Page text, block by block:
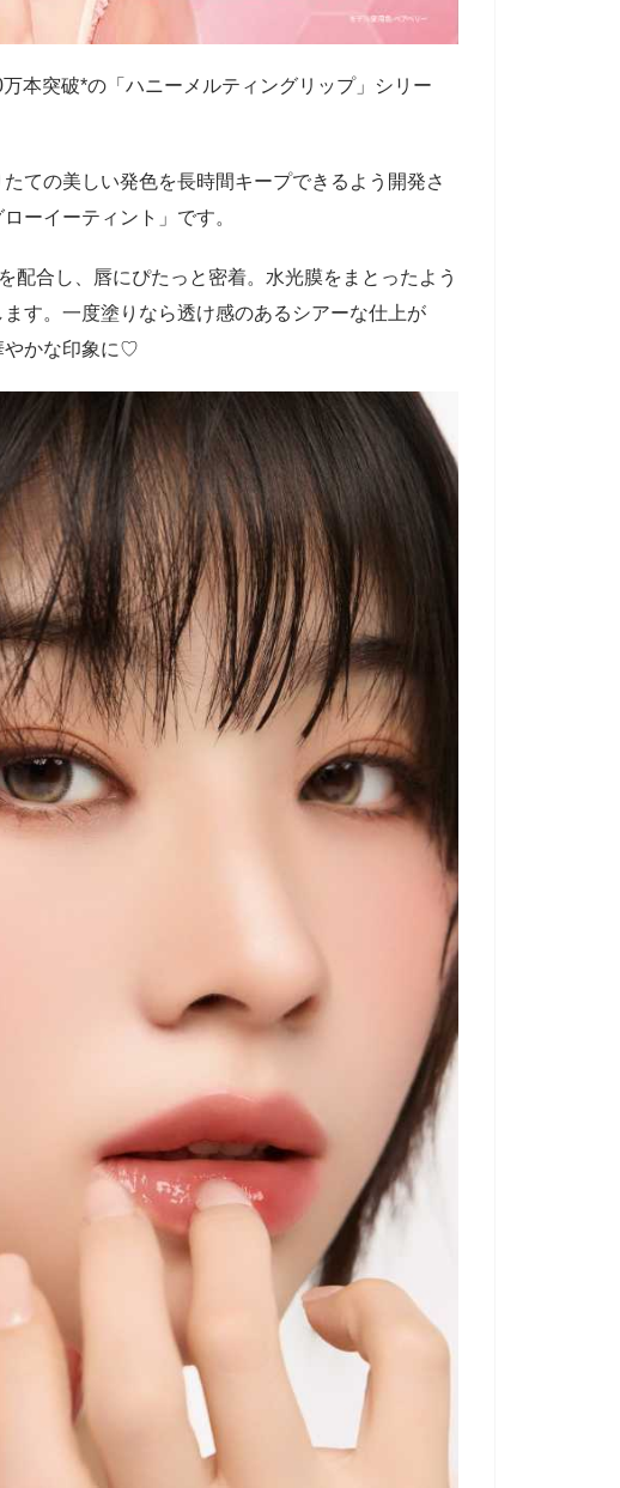
本突破*の「ハニーメルティングリップ」シリー
ての美しい発色を長時間キープできるよう開発さ
ーイーティント」です。
配合し、唇にぴたっと密着。水光膜をまとったよう
す。一度塗りなら透け感のあるシアーな仕上が
やかな印象に♡